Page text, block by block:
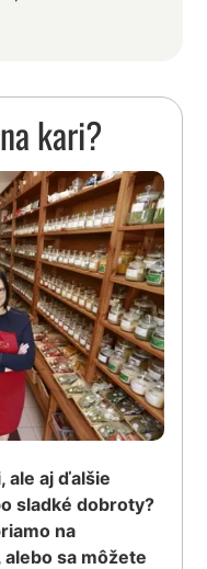
kari?
ale aj ďalšie
sladké dobroty?
na
sa môžete